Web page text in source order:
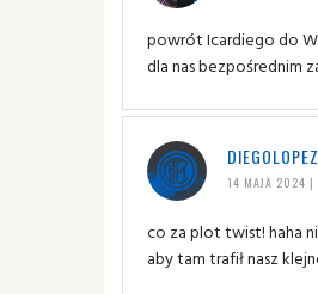
powrót Icardiego do
dla nas bezpośrednim
DIEGOLOPEZ
14 MAJA 2024 |
co za plot twist! haha
aby tam trafił nasz